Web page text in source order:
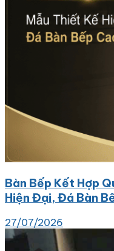
Bàn Bếp Kết Hợp
Hiện Đại, Đá Bàn
27/07/2026